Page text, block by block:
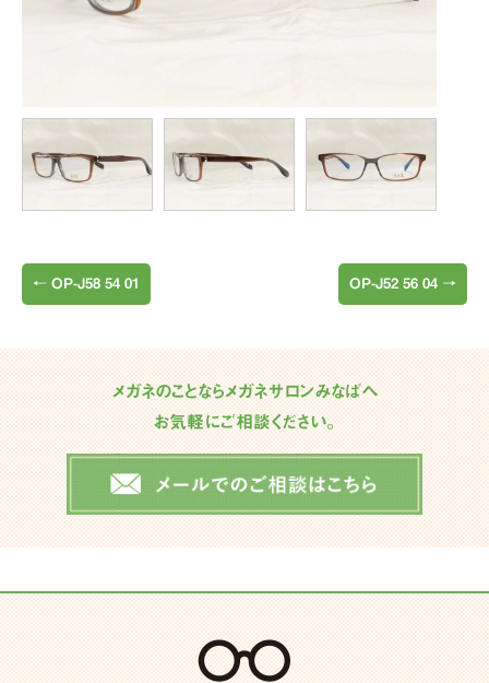
← OP-J58 54 01 OP-J52 56 04 →
メガネのことならメガネサロンみなばへ
お気軽にご相談ください。